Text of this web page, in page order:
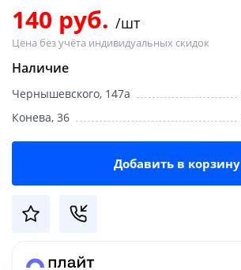
140 руб. /шт
Цена без учёта индивидуальных скидок
Наличие
Чернышевского, 147а
Конева, 36
Добавить в корзину
Оплачивайте сегодня только
25% картой любого банка
выбранный способом
списыватьсяс вашей карты
по25%каждые 2 недели
Подробнее